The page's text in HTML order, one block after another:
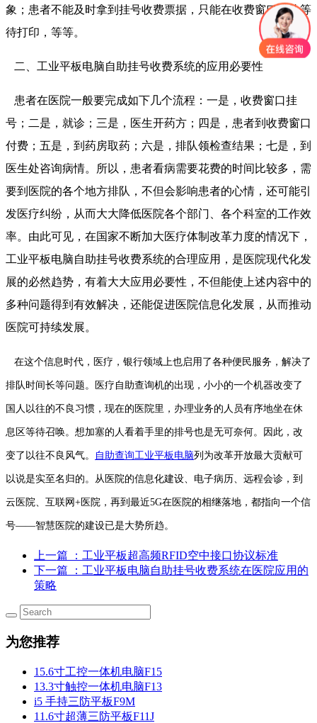
象；患者不能及时拿到挂号收费票据，只能在收费窗口排队等
待打印，等等。
二、工业平板电脑自助挂号收费系统的应用必要性
患者在医院一般要完成如下几个流程：一是，收费窗口挂
号；二是，就诊；三是，医生开药方；四是，患者到收费窗口
付费；五是，到药房取药；六是，排队领检查结果；七是，到
医生处咨询病情。所以，患者看病需要花费的时间比较多，需
要到医院的各个地方排队，不但会影响患者的心情，还可能引
发医疗纠纷，从而大大降低医院各个部门、各个科室的工作效
率。由此可见，在国家不断加大医疗体制改革力度的情况下，
工业平板电脑自助挂号收费系统的合理应用，是医院现代化发
展的必然趋势，有着大大应用必要性，不但能使上述内容中的
多种问题得到有效解决，还能促进医院信息化发展，从而推动
医院可持续发展。
在这个信息时代，医疗，银行领域上也启用了各种便民服务，解决了
排队时间长等问题。医疗自助查询机的出现，小小的一个机器改变了
国人以往的不良习惯，现在的医院里，办理业务的人员有序地坐在休
息区等待召唤。想加塞的人看着手里的排号也是无可奈何。因此，改
变了以往不良风气。 自助查询工业平板电脑列为改革开放最大贡献可
以说是实至名归的。从医院的信息化建设、电子病历、远程会诊，到
云医院、互联网+医院，再到最近5G在医院的相继落地，都指向一个信
号——智慧医院的建设已是大势所趋。
上一篇
：工业平板超高频RFID空中接口协议标准
下一篇
：工业平板电脑自助挂号收费系统在医院应用的
策略
为您推荐
15.6寸工控一体机电脑F15
13.3寸触控一体机电脑F13
i5 手持三防平板F9M
11.6寸超薄三防平板F11J